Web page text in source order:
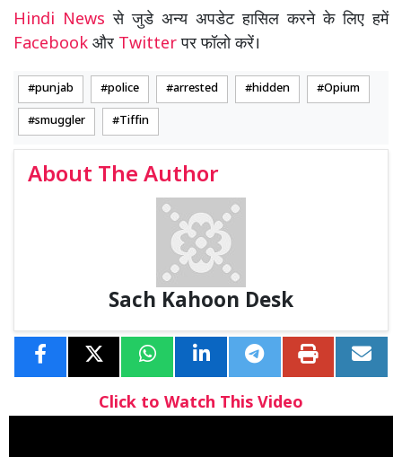
Hindi Newsसे जुडे अन्य अपडेट हासिल करने के लिए हमें
Facebook और Twitterपर फॉलो करें।
punjab police arrested hidden Opium
smuggler Tiffin
About The Author
Sach Kahoon Desk
Click to Watch This Video